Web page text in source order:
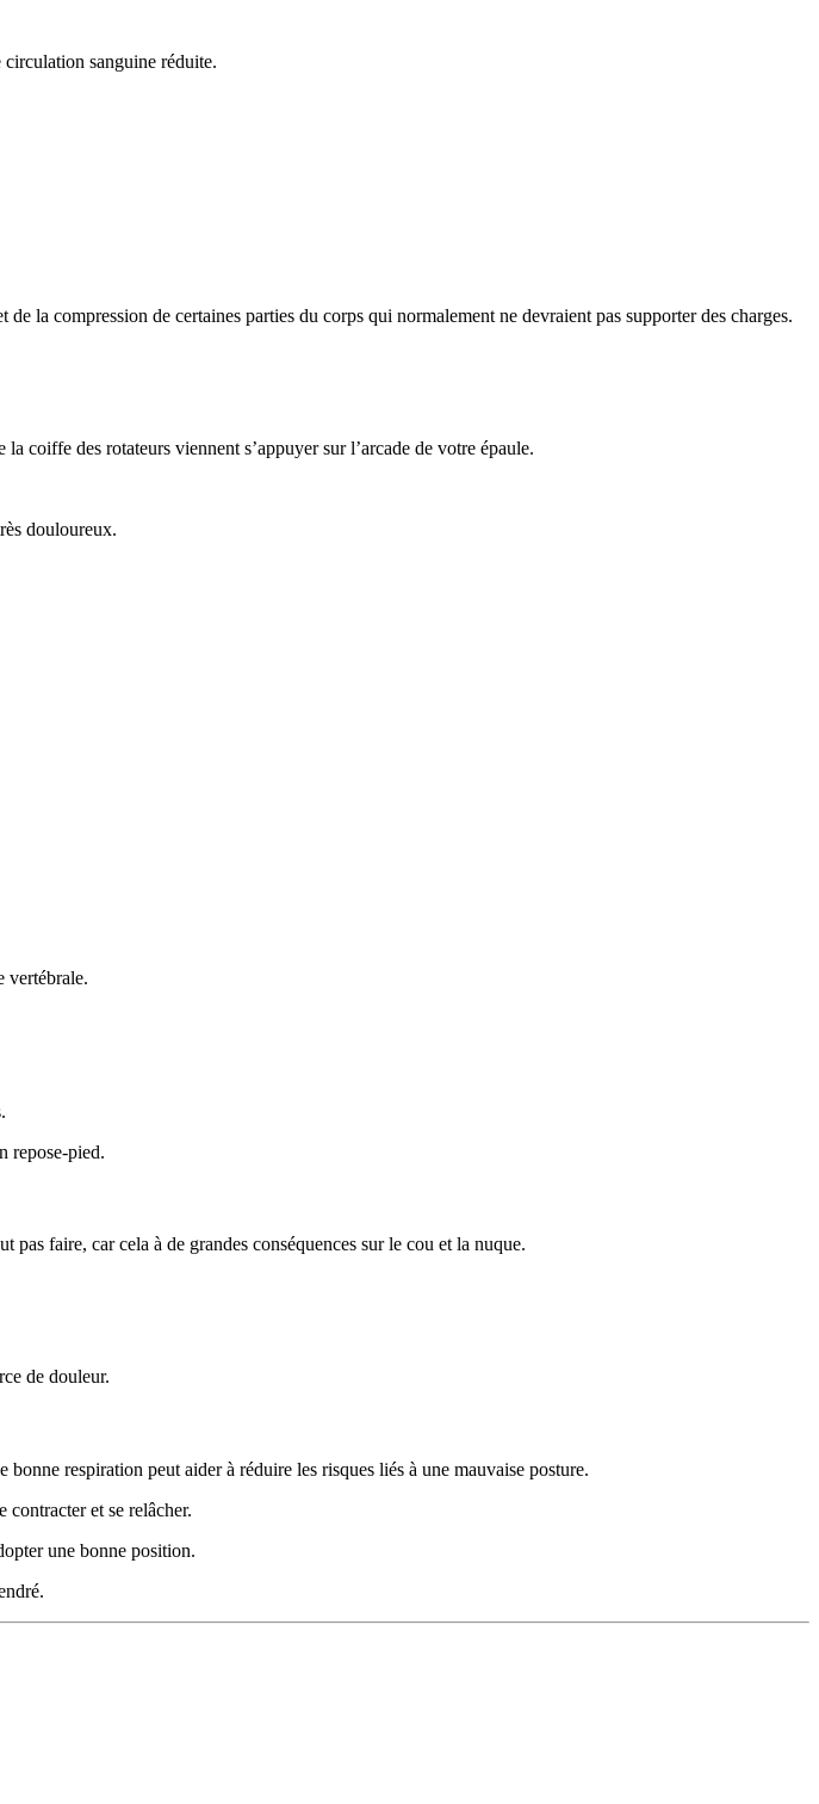
circulation sanguine réduite.
la compression de certaines parties du corps qui normalement ne devraient pas supporter des charges.
coiffe des rotateurs viennent s’appuyer sur l’arcade de votre épaule.
douloureux.
vertébrale.
repose-pied.
faire, car cela à de grandes conséquences sur le cou et la nuque.
de douleur.
respiration peut aider à réduire les risques liés à une mauvaise posture.
contracter et se relâcher.
une bonne position.